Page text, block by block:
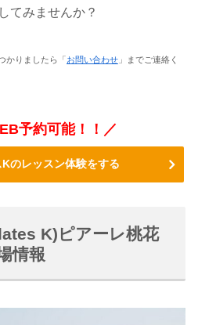
てみませんか？
かりましたら「お問い合わせ 」までご連絡く
予約可能！！／
Kのレッスン体験をする
K)ピアーレ桃花
情報